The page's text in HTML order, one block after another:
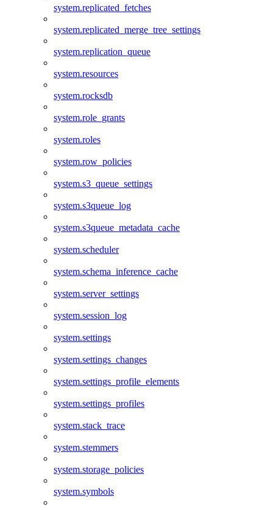
system.replicated_fetches
system.replicated_merge_tree_settings
system.replication_queue
system.resources
system.rocksdb
system.role_grants
system.roles
system.row_policies
system.s3_queue_settings
system.s3queue_log
system.s3queue_metadata_cache
system.scheduler
system.schema_inference_cache
system.server_settings
system.session_log
system.settings
system.settings_changes
system.settings_profile_elements
system.settings_profiles
system.stack_trace
system.stemmers
system.storage_policies
system.symbols